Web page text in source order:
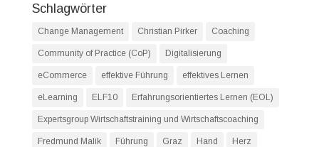
Schlagwörter
Change Management Christian Pirker Coaching
Community of Practice (CoP) Digitalisierung
eCommerce effektive Führung effektives Lernen
eLearning ELF10 Erfahrungsorientiertes Lernen (EOL)
Expertsgroup Wirtschaftstraining und Wirtschaftscoaching
Fredmund Malik Führung Graz Hand Herz